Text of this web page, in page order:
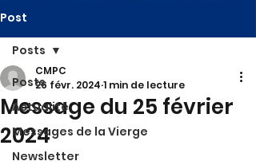
Post
Posts
Actualité
Messages de la Vierge
Newsletter
Posts
Message du 25 février
2024
CMPC
26 févr. 2024 1 min de lecture